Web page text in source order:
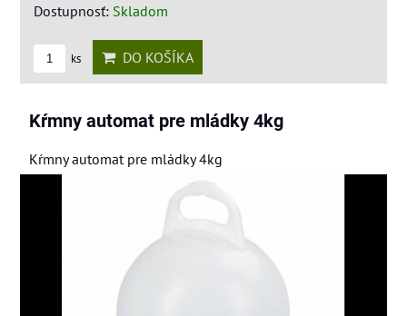
Dostupnosť: Skladom
ks DO KOŠÍKA
Kŕmny automat pre mládky 4kg
Kŕmny automat pre mládky 4kg